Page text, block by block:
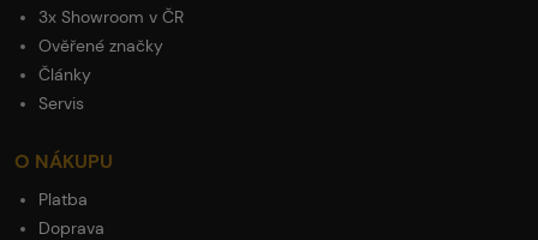
3x Showroom v ČR
Ověřené značky
Články
Servis
O NÁKUPU
Platba
Doprava